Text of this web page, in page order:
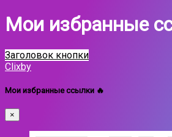
Мои избранные
Заголовок кнопки
Clixby
Мои избранные ссылки 🔥
×